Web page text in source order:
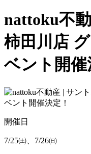
nattoku不
柿田川店
ベント開催
開催日
7/25㈯、7/26㈰